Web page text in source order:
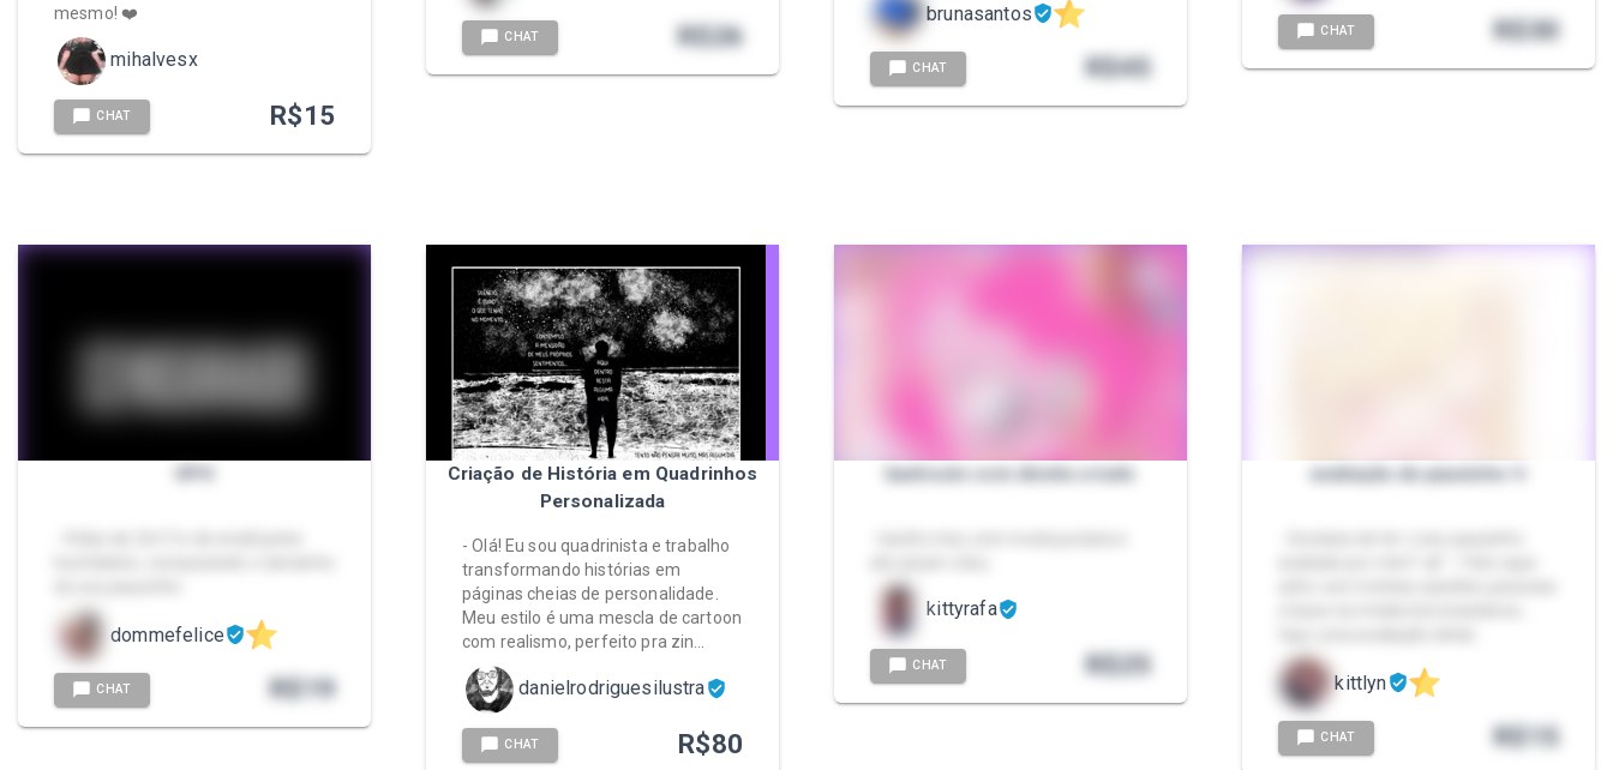
mesmo! ❤️
mihalvesx
CHAT R$15
CHAT R$26
brunasantos
CHAT R$45
CHAT R$30
dommefelice
CHAT R$19
Criação de História em Quadrinhos
Personalizada
- Olá! Eu sou quadrinista e trabalho
transformando histórias em
páginas cheias de personalidade.
Meu estilo é uma mescla de cartoon
com realismo, perfeito pra zin…
danielrodriguesilustra
CHAT R$80
banhozin com direito a tudo
kittyrafa
CHAT R$25
avaliação de pauzinho ✨
kittlyn
CHAT R$15